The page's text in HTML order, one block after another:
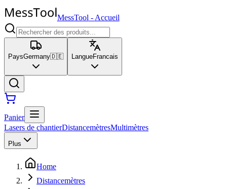
MessTool - Accueil
PaysGermany🇩🇪 LangueFrancais
Panier
Lasers de chantierDistancemètresMultimètres
Plus
Home
Distancemètres